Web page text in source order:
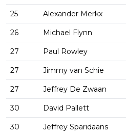
25 Alexander Merkx
26 Michael Flynn
27 Paul Rowley
27 Jimmy van Schie
27 Jeffrey De Zwaan
30 David Pallett
30 Jeffrey Sparidaans